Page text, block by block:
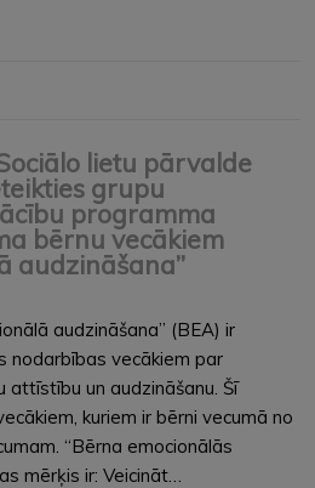
lietu pārvalde
grupu
programma
bērnu vecākiem
audzināšana”
audzināšana” (BEA) ir
nodarbības vecākiem par
attīstību un audzināšanu. Šī
kuriem ir bērni vecumā no
“Bērna emocionālās
mērķis ir: Veicināt…